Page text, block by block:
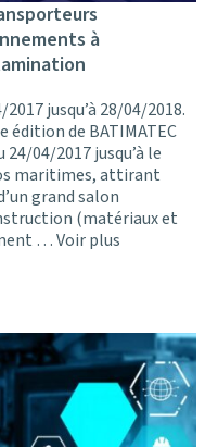
à
jusqu’à 28/04/2018.
de BATIMATEC
04/2017 jusqu’à le
maritimes, attirant
grand salon
(matériaux et
…Voir plus